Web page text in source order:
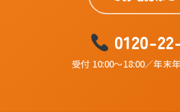
0120-
受付 10:00〜18:00／年末